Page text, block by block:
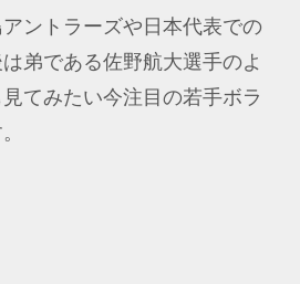
ントラーズや日本代表での
弟である佐野航大選手のよ
てみたい今注目の若手ボラ